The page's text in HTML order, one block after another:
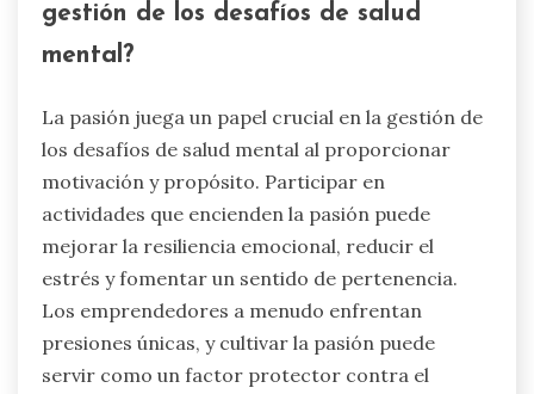
gestión de los desafíos de salud
mental?
La pasión juega un papel crucial en la gestión de
los desafíos de salud mental al proporcionar
motivación y propósito. Participar en
actividades que encienden la pasión puede
mejorar la resiliencia emocional, reducir el
estrés y fomentar un sentido de pertenencia.
Los emprendedores a menudo enfrentan
presiones únicas, y cultivar la pasión puede
servir como un factor protector contra el